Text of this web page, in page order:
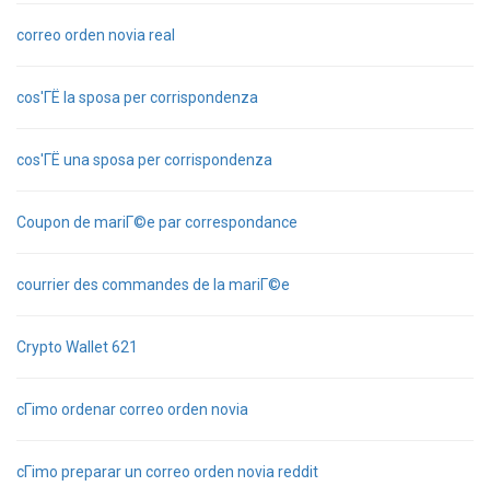
correo orden novia real
cos'ГЁ la sposa per corrispondenza
cos'ГЁ una sposa per corrispondenza
Coupon de mariГ©e par correspondance
courrier des commandes de la mariГ©e
Crypto Wallet 621
cГіmo ordenar correo orden novia
cГіmo preparar un correo orden novia reddit